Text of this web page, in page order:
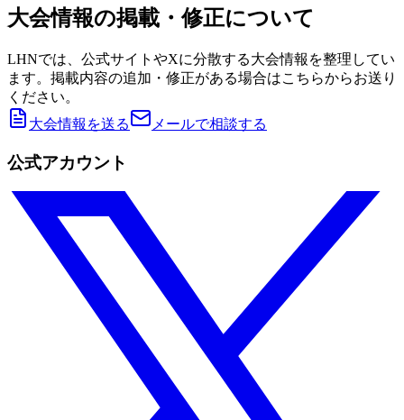
大会情報の掲載・修正について
LHNでは、公式サイトやXに分散する大会情報を整理してい
ます。掲載内容の追加・修正がある場合はこちらからお送り
ください。
大会情報を送る
メールで相談する
公式アカウント